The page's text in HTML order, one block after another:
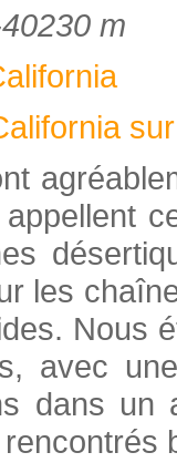
m
les
Nous
avec
dans un